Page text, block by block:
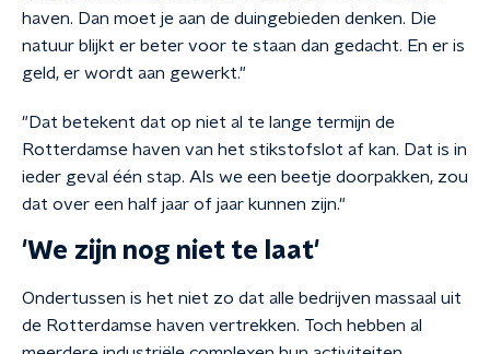
haven. Dan moet je aan de duingebieden denken. Die
natuur blijkt er beter voor te staan dan gedacht. En er is
geld, er wordt aan gewerkt."
"Dat betekent dat op niet al te lange termijn de
Rotterdamse haven van het stikstofslot af kan. Dat is in
ieder geval één stap. Als we een beetje doorpakken, zou
dat over een half jaar of jaar kunnen zijn."
'We zijn nog niet te laat'
Ondertussen is het niet zo dat alle bedrijven massaal uit
de Rotterdamse haven vertrekken. Toch hebben al